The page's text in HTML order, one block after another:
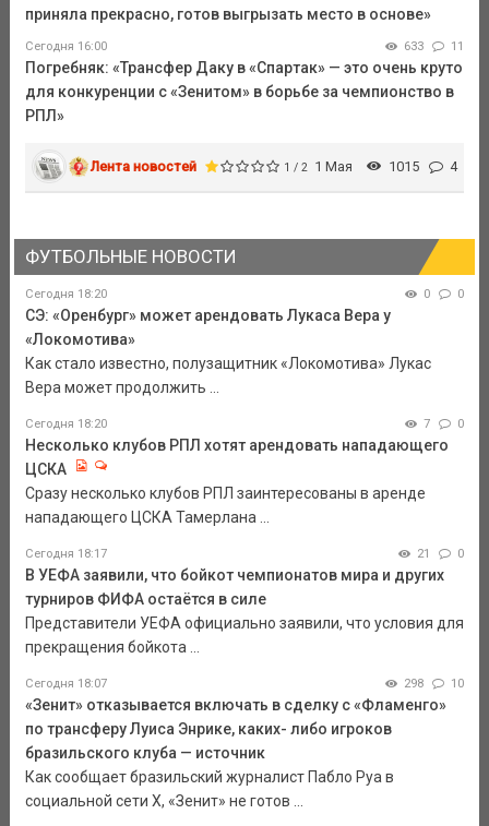
приняла прекрасно, готов выгрызать место в основе»
Сегодня 16:00 633 11
Погребняк: «Трансфер Даку в «Спартак» — это очень круто
для конкуренции с «Зенитом» в борьбе за чемпионство в
РПЛ»
Лента новостей 1 / 2 1 Мая 1015 4
ФУТБОЛЬНЫЕ НОВОСТИ
Сегодня 18:20 0 0
СЭ: «Оренбург» может арендовать Лукаса Вера у
«Локомотива»
Как стало известно, полузащитник «Локомотива» Лукас
Вера может продолжить ...
Сегодня 18:20 7 0
Несколько клубов РПЛ хотят арендовать нападающего
ЦСКА
Сразу несколько клубов РПЛ заинтересованы в аренде
нападающего ЦСКА Тамерлана ...
Сегодня 18:17 21 0
В УЕФА заявили, что бойкот чемпионатов мира и других
турниров ФИФА остаётся в силе
Представители УЕФА официально заявили, что условия для
прекращения бойкота ...
Сегодня 18:07 298 10
«Зенит» отказывается включать в сделку с «Фламенго»
по трансферу Луиса Энрике, каких- либо игроков
бразильского клуба — источник
Как сообщает бразильский журналист Пабло Руа в
социальной сети Х, «Зенит» не готов ...